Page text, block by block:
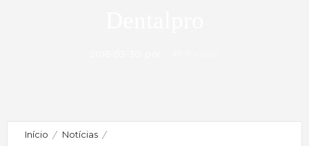
Início Notícias